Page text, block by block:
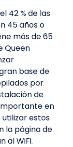
42 % de las
45 años o
más de 65
Queen
base de
por
de
en
estos
la página de
al WiFi.